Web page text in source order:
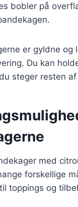
bobler på
er gyldne og
Du kan
steger resten
med
forskellige
toppings og